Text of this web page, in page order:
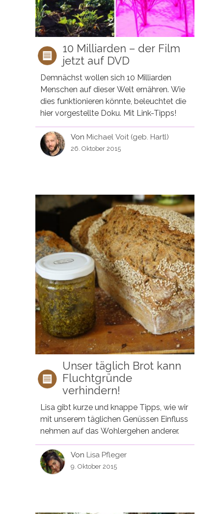
10 Milliarden – der Film
jetzt auf DVD
Demnächst wollen sich 10 Milliarden
Menschen auf dieser Welt ernähren. Wie
dies funktionieren könnte, beleuchtet die
hier vorgestellte Doku. Mit Link-Tipps!
Von Michael Voit (geb. Hartl)
26. Oktober 2015
Unser täglich Brot kann
Fluchtgründe
verhindern!
Lisa gibt kurze und knappe Tipps, wie wir
mit unserem täglichen Genüssen Einfluss
nehmen auf das Wohlergehen anderer.
Von Lisa Pfleger
9. Oktober 2015